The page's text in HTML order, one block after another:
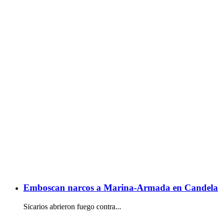
Emboscan narcos a Marina-Armada en
Sicarios abrieron fuego contra...